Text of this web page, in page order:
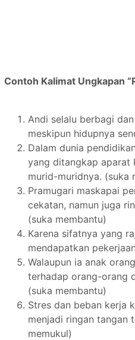
Contoh Kalimat Ungkapan
Andi selalu berbagi
meskipun hidupnya
Dalam dunia
yang ditangkap aparat
murid-muridnya. (suka
Pramugari maskapai
cekatan, namun juga
(suka membantu)
Karena sifatnya yang
mendapatkan
Walaupun ia anak
terhadap orang-orang
(suka membantu)
Stres dan beban kerja
menjadi ringan tangan
memukul)